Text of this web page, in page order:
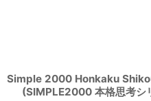
Simple 2000 Honkaku
(SIMPLE2000 本格思考シ